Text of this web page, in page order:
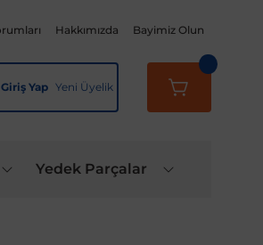
Hakkımızda Bayimiz Olun
Giriş Yap Yeni Üyelik
Yedek Parçalar